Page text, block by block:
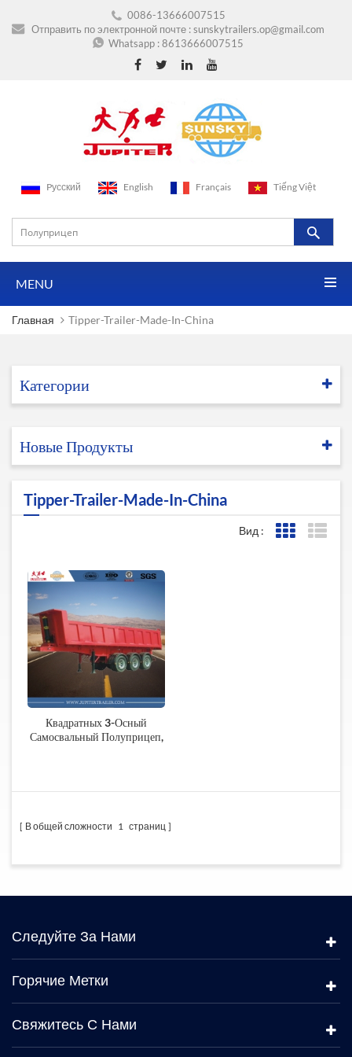
0086-13666007515
Отправить по электронной почте :sunskytrailers.op@gmail.com
Whatsapp :8613666007515
Pусский English Français Tiếng Việt
MENU
Главная Tipper-Trailer-Made-In-China
Категории
Новые Продукты
Tipper-Trailer-Made-In-China
Вид :
Квадратных 3-Осный
Самосвальный Полуприцеп,
В общей сложности 1 страниц
Следуйте За Нами
Горячие Метки
Свяжитесь С Нами